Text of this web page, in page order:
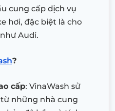
cung cấp dịch vụ
hơi, đặc biệt là cho
Audi.
?
cấp: VinaWash sử
những nhà cung